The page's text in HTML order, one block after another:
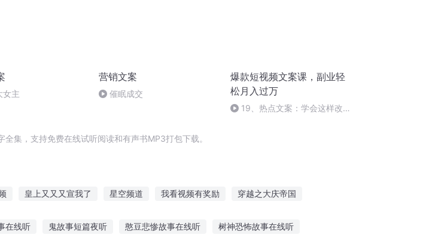
女主
营销文案
催眠成交
爆款短视频文案课，副业轻
松月入过万
19、热点文案：学会这样改
集，支持免费在线试听阅读和有声书MP3打包下载。
皇上又又又宣我了 星空频道 我看视频有奖励 穿越之大庆帝国
在线听 鬼故事短篇夜听 憨豆悲惨故事在线听 树神恐怖故事在线听